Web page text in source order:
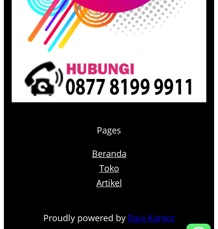
Pages
Beranda
Toko
Artikel
Proudly powered by Raja Kantor